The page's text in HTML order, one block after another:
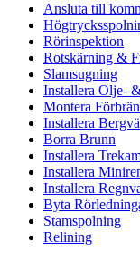
Ansluta till
Rörinspektion
Rotskärning &
Slamsugning
Installera Olje-
Montera
Installera
Borra Brunn
Installera
Installera
Installera
Byta
Stamspolning
Relining